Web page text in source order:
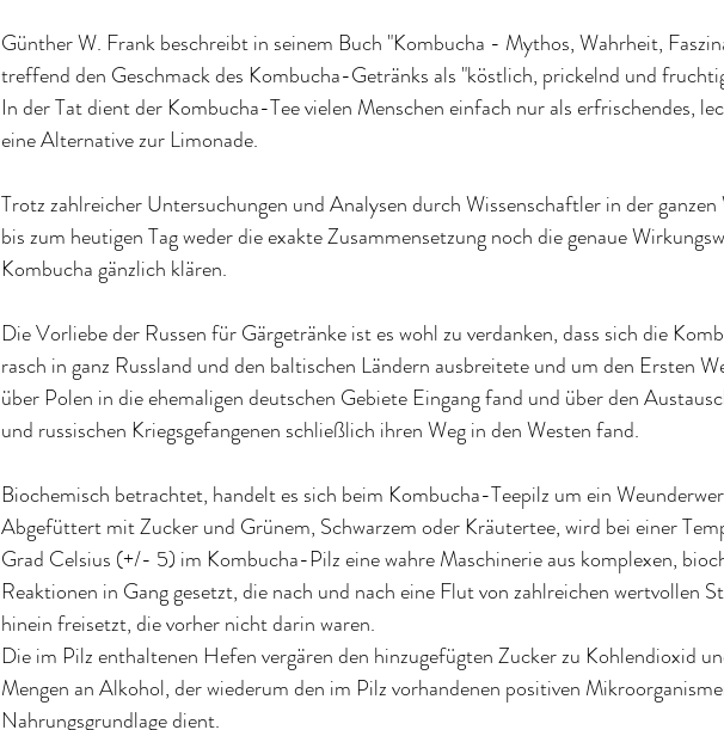
Günther W. Frank beschreibt in seinem Buch "Kombucha - Mythos, Wahrheit,
treffend den Geschmack des Kombucha-Getränks als "köstlich, prickelnd und
In der Tat dient der Kombucha-Tee vielen Menschen einfach nur als erfrischendes,
eine Alternative zur Limonade.
Trotz zahlreicher Untersuchungen und Analysen durch Wissenschaftler in der
bis zum heutigen Tag weder die exakte Zusammensetzung noch die genaue
Kombucha gänzlich klären.
Die Vorliebe der Russen für Gärgetränke ist es wohl zu verdanken, dass sich die
rasch in ganz Russland und den baltischen Ländern ausbreitete und um den Ersten
über Polen in die ehemaligen deutschen Gebiete Eingang fand und über den
und russischen Kriegsgefangenen schließlich ihren Weg in den Westen fand.
Biochemisch betrachtet, handelt es sich beim Kombucha-Teepilz um ein
Abgefüttert mit Zucker und Grünem, Schwarzem oder Kräutertee, wird bei einer
Grad Celsius (+/- 5) im Kombucha-Pilz eine wahre Maschinerie aus komplexen,
Reaktionen in Gang gesetzt, die nach und nach eine Flut von zahlreichen wertvollen
hinein freisetzt, die vorher nicht darin waren.
Die im Pilz enthaltenen Hefen vergären den hinzugefügten Zucker zu Kohlendioxid
Mengen an Alkohol, der wiederum den im Pilz vorhandenen positiven
Nahrungsgrundlage dient.